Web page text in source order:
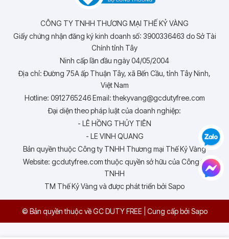
CÔNG TY TNHH THƯƠNG MẠI THẾ KỶ VÀNG
Giấy chứng nhận đăng ký kinh doanh số: 3900336463 do Sở Tài
Chính tỉnh Tây
Ninh cấp lần đầu ngày 04/05/2004
Địa chỉ: Đường 75A ấp Thuận Tây, xã Bến Cầu, tỉnh Tây Ninh,
Việt Nam
Hotline: 0912765246 Email: thekyvang@gcdutyfree.com
Đại diện theo pháp luật của doanh nghiệp:
- LÊ HỒNG THỦY TIÊN
- LE VINH QUANG
Bản quyền thuộc Công ty TNHH Thương mại Thế Kỷ Vàng
Website: gcdutyfree.com thuộc quyền sở hữu của Công ty
TNHH
TM Thế Kỷ Vàng và được phát triển bởi Sapo
© Bản quyền thuộc về GC DUTY FREE Cung cấp bởi Sapo